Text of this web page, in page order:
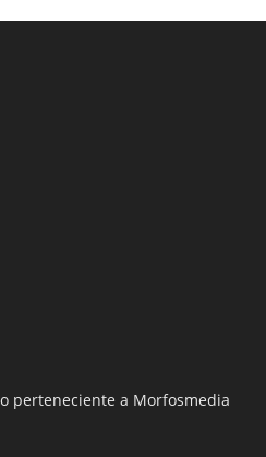
perteneciente a Morfosmedia